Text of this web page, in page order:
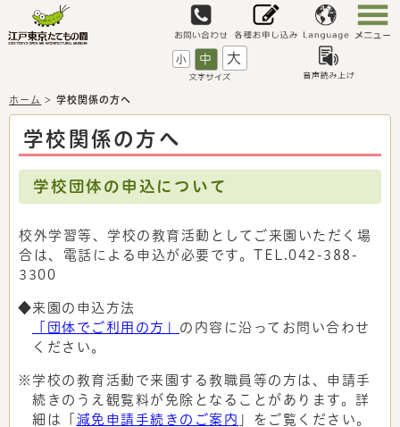
小 中 大
ホーム > 学校関係の方へ
学校関係の方へ
学校団体の申込について
校外学習等、学校の教育活動としてご来園いただく場
合は、電話による申込が必要です。TEL.042-388-
3300
◆来園の申込方法
「団体でご利用の方」 の内容に沿ってお問い合わせ
ください。
※学校の教育活動で来園する教職員等の方は、申請手
続きのうえ観覧料が免除となることがあります。詳
細は「 減免申請手続きのご案内 」をご覧ください。